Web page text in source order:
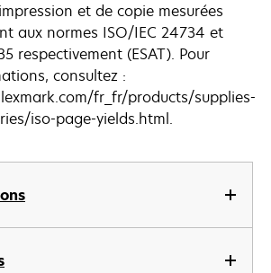
et de copie mesurées
aux normes ISO/IEC 24734 et
respectivement (ESAT). Pour
consultez :
fr_fr/products/supplies-
iso-page-yields.html.